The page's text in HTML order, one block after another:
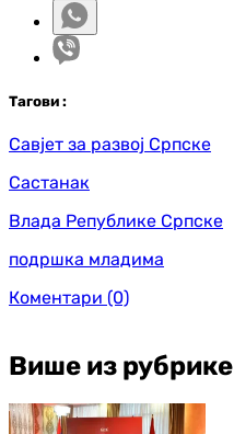
Тагови :
Савјет за развој Српске
Састанак
Влада Републике Српске
подршка младима
Коментари (0)
Више из рубрике